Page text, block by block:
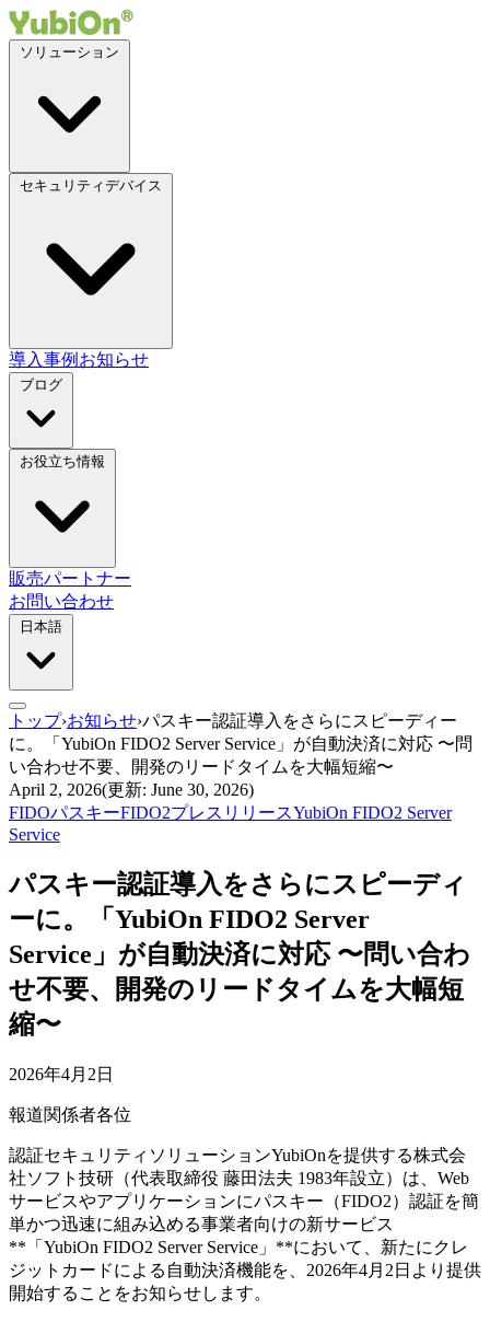
導入事例 お知らせ
販売パートナー
お問い合わせ
トップ›お知らせ›パスキー認証導入をさらにスピーディー
に。「YubiOn FIDO2 Server Service」が自動決済に対応 〜問
い合わせ不要、開発のリードタイムを大幅短縮〜
April 2, 2026(更新: June 30, 2026)
FIDOパスキーFIDO2プレスリリースYubiOn FIDO2 Server
Service
パスキー認証導入をさらにスピーディ
ーに。「YubiOn FIDO2 Server
Service」が自動決済に対応 〜問い合わ
せ不要、開発のリードタイムを大幅短
縮〜
2026年4月2日
報道関係者各位
認証セキュリティソリューションYubiOnを提供する株式会
社ソフト技研（代表取締役 藤田法夫 1983年設立）は、Web
サービスやアプリケーションにパスキー（FIDO2）認証を簡
単かつ迅速に組み込める事業者向けの新サービス
**「YubiOn FIDO2 Server Service」**において、新たにクレ
ジットカードによる自動決済機能を、2026年4月2日より提供
開始することをお知らせします。